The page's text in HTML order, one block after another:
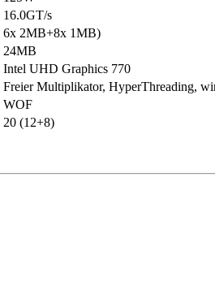
16.0GT/s
6x 2MB+8x 1MB)
24MB
Intel UHD Graphics 770
Freier Multiplikator, HyperThreading,
WOF
20 (12+8)